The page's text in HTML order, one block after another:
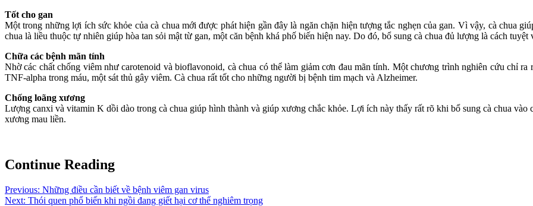
Tốt cho gan
Một trong những lợi ích sức khỏe của cà chua mới được phát hiện gần đây là ngăn chặn hiện tượng tắc nghẹn của gan. Vì vậy, cà chua
chua là liều thuộc tự nhiên giúp hòa tan sỏi mật từ gan, một căn bệnh khá phố biến hiện nay. Do đó, bổ sung cà chua đủ lượng là cách
Chữa các bệnh mãn tính
Nhờ các chất chống viêm như carotenoid và bioflavonoid, cà chua có thể làm giảm cơn đau mãn tính. Một chương trình nghiên cứu chỉ
TNF-alpha trong máu, một sát thủ gây viêm. Cà chua rất tốt cho những người bị bệnh tim mạch và Alzheimer.
Chống loãng xương
Lượng canxi và vitamin K dồi dào trong cà chua giúp hình thành và giúp xương chắc khỏe. Lợi ích này thấy rất rõ khi bổ sung cà chua vào
xương mau liền.
Continue Reading
Previous: Những điều cần biết về bệnh viêm gan virus
Next: Thói quen phổ biến khi ngồi đang giết hại cơ thể nghiêm trọng